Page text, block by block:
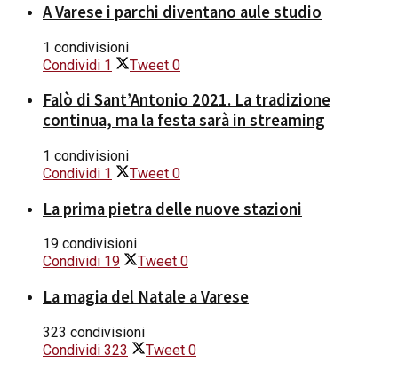
A Varese i parchi diventano aule studio
1 condivisioni
Condividi 1 Tweet 0
Falò di Sant’Antonio 2021. La tradizione
continua, ma la festa sarà in streaming
1 condivisioni
Condividi 1 Tweet 0
La prima pietra delle nuove stazioni
19 condivisioni
Condividi 19 Tweet 0
La magia del Natale a Varese
323 condivisioni
Condividi 323 Tweet 0